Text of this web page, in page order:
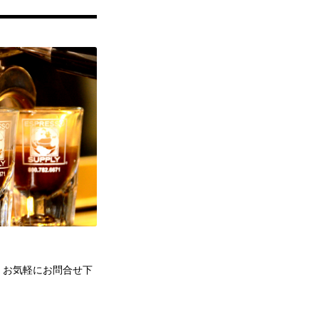
気軽にお問合せ下